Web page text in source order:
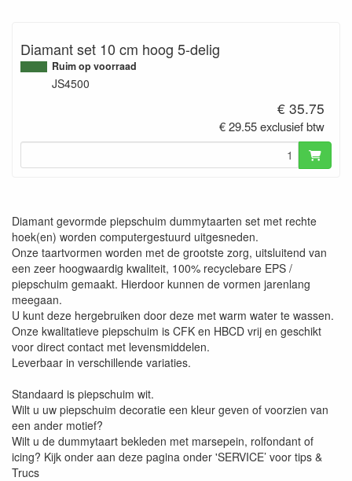
Diamant set 10 cm hoog 5-delig
Ruim op voorraad
JS4500
€ 35.75
€ 29.55 exclusief btw
Diamant gevormde piepschuim dummytaarten set met rechte
hoek(en) worden computergestuurd uitgesneden.
Onze taartvormen worden met de grootste zorg, uitsluitend van
een zeer hoogwaardig kwaliteit, 100% recyclebare EPS /
piepschuim gemaakt. Hierdoor kunnen de vormen jarenlang
meegaan.
U kunt deze hergebruiken door deze met warm water te wassen.
Onze kwalitatieve piepschuim is CFK en HBCD vrij en geschikt
voor direct contact met levensmiddelen.
Leverbaar in verschillende variaties.
Standaard is piepschuim wit.
Wilt u uw piepschuim decoratie een kleur geven of voorzien van
een ander motief?
Wilt u de dummytaart bekleden met marsepein, rolfondant of
icing? Kijk onder aan deze pagina onder 'SERVICE’ voor tips &
Trucs